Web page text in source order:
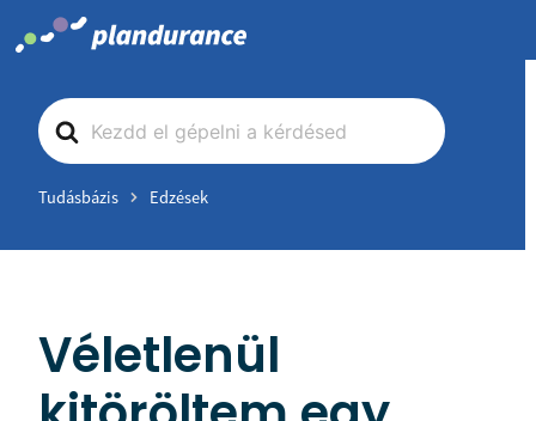
Search
For
Tudásbázis Edzések
Véletlenül